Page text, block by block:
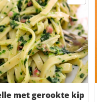
met gerookte kip